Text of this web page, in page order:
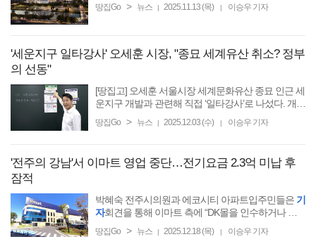
지 30년이 넘은 신도시의 구축 아파트에 대한 리모델
땅집Go > 뉴스 2025.11.13 (목) 이승우 기자
'세운지구 일타강사' 오세훈 시장, "종묘 세계유산 취소? 정부
의 선동"
[땅집고] 오세훈 서울시장 세계문화유산 종묘 인근 세
운지구 개발과 관련해 직접 ‘일타강사’로 나섰다. 개발
재 취소 우려를 직접 언급하며 오해를 해소하고자 했
땅집Go > 뉴스 | 2025.12.03 (수) | 이승우 기자
'전주의 강남'서 이마트 영업 중단…전기요금 2.3억 미납 후
잠적
박혜숙 전주시의원과 에코시티 아파트입주민들은 기
자회견을 통해 이마트 측에 “DK몰을 인수하거나 안
란다”고 요구했다.
땅집Go > 뉴스 2025.12.18 (목) 이승우 기자